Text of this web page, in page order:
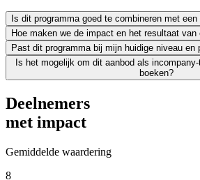
Is dit programma goed te combineren met
Zeker. We leiden uitsluitend werkende
Hoe maken we de impact en het resultaat
Leren moet leiden tot merkbaar resultaat;
Past dit programma bij mijn huidige niveau en
We vinden het essentieel dat je een
Is het mogelijk om dit aanbod als
boeken?
Absoluut. Vrijwel al onze trainingen en
Deelnemers
met impact
Gemiddelde waardering
8